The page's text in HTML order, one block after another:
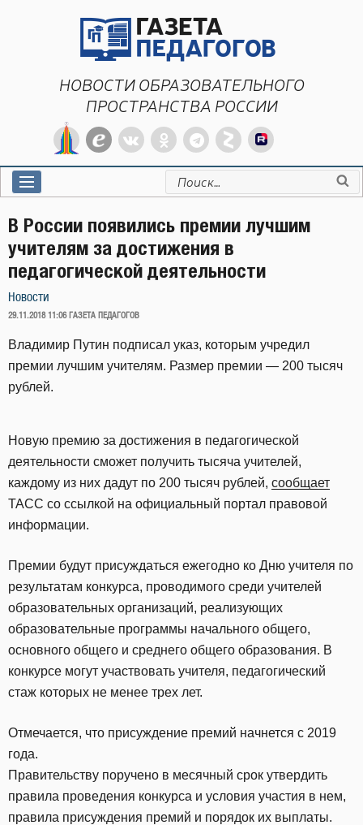
НОВОСТИ ОБРАЗОВАТЕЛЬНОГО
ПРОСТРАНСТВА РОССИИ
Искать:
В России появились премии лучшим
учителям за достижения в
педагогической деятельности
Новости
ОПУБЛИКОВАНО
29.11.2018 11:06 ГАЗЕТА ПЕДАГОГОВ
Владимир Путин подписал указ, которым учредил
премии лучшим учителям. Размер премии — 200 тысяч
рублей.
Новую премию за достижения в педагогической
деятельности сможет получить тысяча учителей,
каждому из них дадут по 200 тысяч рублей, сообщает
ТАСС со ссылкой на официальный портал правовой
информации.
Премии будут присуждаться ежегодно ко Дню учителя по
результатам конкурса, проводимого среди учителей
образовательных организаций, реализующих
образовательные программы начального общего,
основного общего и среднего общего образования. В
конкурсе могут участвовать учителя, педагогический
стаж которых не менее трех лет.
Отмечается, что присуждение премий начнется с 2019
года.
Правительству поручено в месячный срок утвердить
правила проведения конкурса и условия участия в нем,
правила присуждения премий и порядок их выплаты.